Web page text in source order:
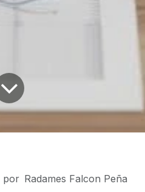
por Radames Falcon Peña